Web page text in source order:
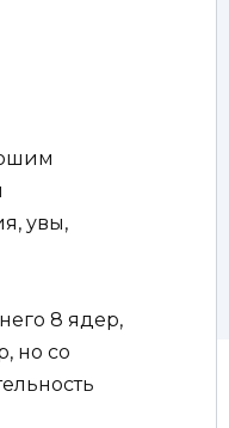
увы,
8 ядер,
но со